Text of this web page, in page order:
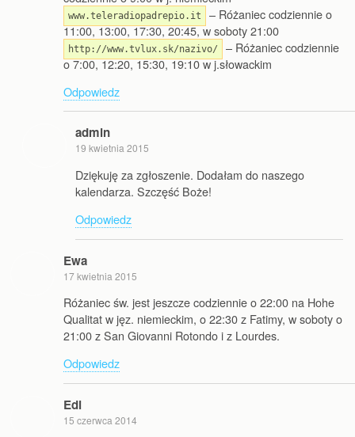
www.teleradiopadrepio.it
– Różaniec codziennie o
11:00, 13:00, 17:30, 20:45, w soboty 21:00
http://www.tvlux.sk/nazivo/
– Różaniec codziennie
o 7:00, 12:20, 15:30, 19:10 w j.słowackim
Odpowiedz
admin
19 kwietnia 2015
Dziękuję za zgłoszenie. Dodałam do naszego
kalendarza. Szczęść Boże!
Odpowiedz
Ewa
17 kwietnia 2015
Różaniec św. jest jeszcze codziennie o 22:00 na Hohe
Qualitat w jęz. niemieckim, o 22:30 z Fatimy, w soboty o
21:00 z San Giovanni Rotondo i z Lourdes.
Odpowiedz
Edi
15 czerwca 2014